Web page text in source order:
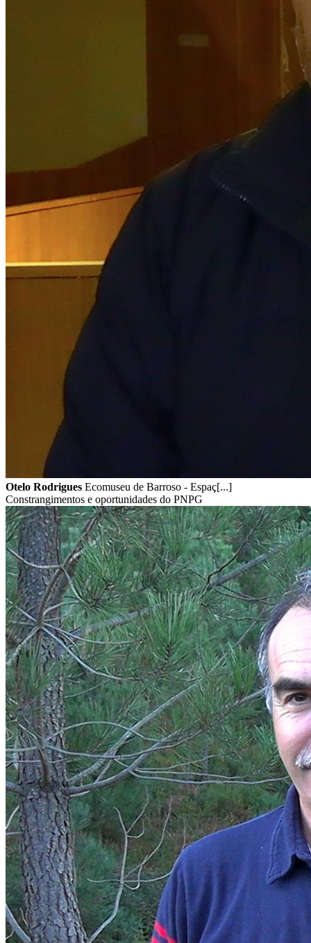
Otelo Rodrigues Ecomuseu de Barroso - Espaç[...]
Constrangimentos e oportunidades do PNPG